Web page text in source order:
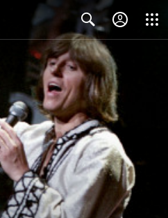
Search